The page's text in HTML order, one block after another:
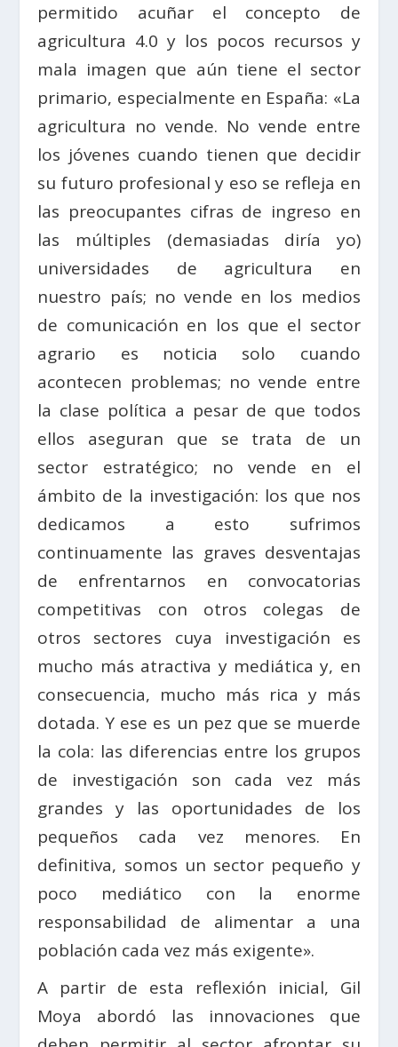
permitido acuñar el concepto de
agricultura 4.0 y los pocos recursos y
mala imagen que aún tiene el sector
primario, especialmente en España: «La
agricultura no vende. No vende entre
los jóvenes cuando tienen que decidir
su futuro profesional y eso se refleja en
las preocupantes cifras de ingreso en
las múltiples (demasiadas diría yo)
universidades de agricultura en
nuestro país; no vende en los medios
de comunicación en los que el sector
agrario es noticia solo cuando
acontecen problemas; no vende entre
la clase política a pesar de que todos
ellos aseguran que se trata de un
sector estratégico; no vende en el
ámbito de la investigación: los que nos
dedicamos a esto sufrimos
continuamente las graves desventajas
de enfrentarnos en convocatorias
competitivas con otros colegas de
otros sectores cuya investigación es
mucho más atractiva y mediática y, en
consecuencia, mucho más rica y más
dotada. Y ese es un pez que se muerde
la cola: las diferencias entre los grupos
de investigación son cada vez más
grandes y las oportunidades de los
pequeños cada vez menores. En
definitiva, somos un sector pequeño y
poco mediático con la enorme
responsabilidad de alimentar a una
población cada vez más exigente».
A partir de esta reflexión inicial, Gil
Moya abordó las innovaciones que